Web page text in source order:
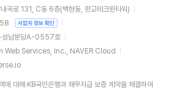
곡로 131, C동 6층(백현동, 판교테크원타워)
사업자 정보 확인
남분당A-0557호
Web Services, Inc., NAVER Cloud
에 대해 KB국민은행과 채무지급 보증 계약을 체결하여